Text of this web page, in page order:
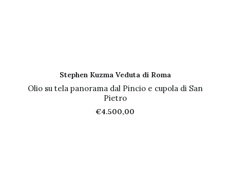
AGGIUNGI AL CARRELLO
Stephen Kuzma Veduta di Roma
Olio su tela panorama dal Pincio e cupola di San
Pietro
€4.500,00